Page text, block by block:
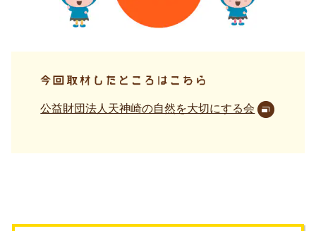
公益財団法人天神崎の自然を大切にする会